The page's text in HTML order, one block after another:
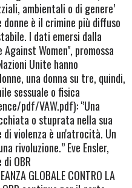
ambientali o di genere’
donne è il crimine più diffuso
I dati emersi dalla
Against Women", promossa
Unite hanno
una donna su tre, quindi,
sessuale o fisica
pdf/VAW.pdf): ‘’Una
o stuprata nella sua
violenza è un'atrocità. Un
rivoluzione.’’ Eve Ensler,
OBR
GLOBALE CONTRO LA